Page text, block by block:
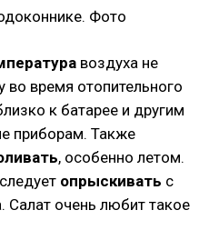
Фото
воздуха не
время отопительного
к батарее и другим
приборам. Также
, особенно летом.
опрыскивать с
очень любит такое